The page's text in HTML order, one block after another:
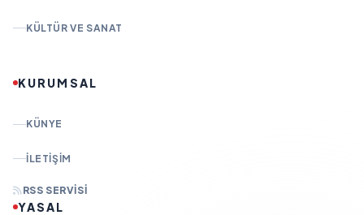
KÜLTÜR VE SANAT
KURUMSAL
KÜNYE
İLETIŞIM
RSS SERVISI
YASAL